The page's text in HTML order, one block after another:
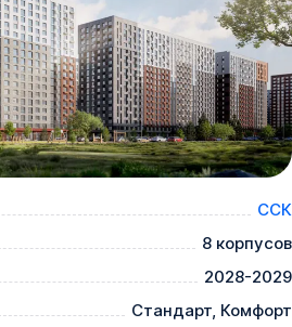
ССК
8 корпусов
2028-2029
Стандарт, Комфорт